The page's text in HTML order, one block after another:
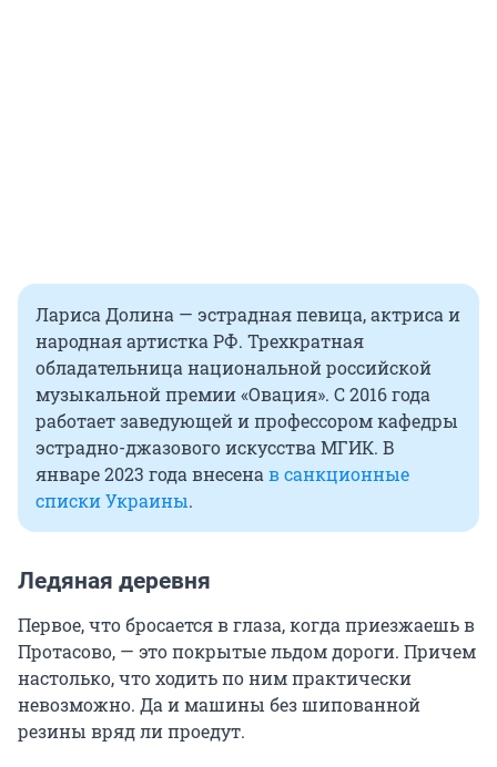
Лариса Долина — эстрадная певица, актриса и
народная артистка РФ. Трехкратная
обладательница национальной российской
музыкальной премии «Овация». С 2016 года
работает заведующей и профессором кафедры
эстрадно-джазового искусства МГИК. В
январе 2023 года внесенав санкционные
списки Украины.
Ледяная деревня
Первое, что бросается в глаза, когда приезжаешь в
Протасово, — это покрытые льдом дороги. Причем
настолько, что ходить по ним практически
невозможно. Да и машины без шипованной
резины вряд ли проедут.